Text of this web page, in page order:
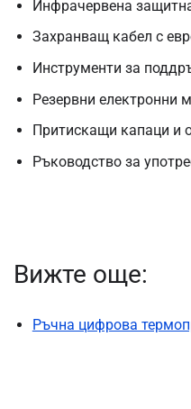
Инфрачервена
Захранващ кабел с
Инструменти за
Резервни електронни
Притискащи капаци и
Ръководство за
Вижте още:
Ръчна цифрова